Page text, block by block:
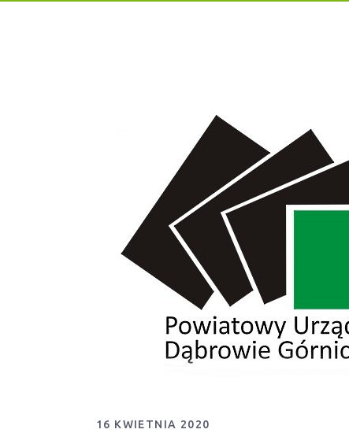
16 KWIETNIA 2020